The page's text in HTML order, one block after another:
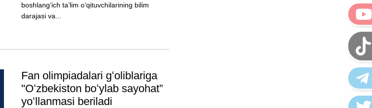
boshlangʻich taʼlim oʻqituvchilarining bilim
darajasi va...
Fan olimpiadalari gʻoliblariga
"Oʻzbekiston boʻylab sayohat”
yoʻllanmasi beriladi